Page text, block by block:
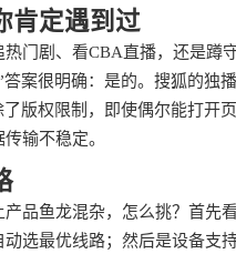
肯定遇到过
门剧、看CBA直播，还是蹲
案很明确：是的。搜狐的独
版权限制，即使偶尔能打开
输不稳定。
品鱼龙混杂，怎么挑？首
选最优线路；然后是设备支